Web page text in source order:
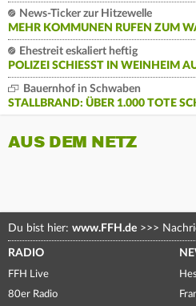
News-Ticker zur Hitzewelle
MEHR KOMMUNEN RUFEN ZUM
Ehestreit eskaliert heftig
POLIZEI SCHIESST IN WEINHEIM
Bauernhof in Schwaben
STALLBRAND: ÜBER 1.000 TOTE
AUS DEM NETZ
Du bist hier: www.FFH.de >>>
RADIO
FFH Live
80er Radio